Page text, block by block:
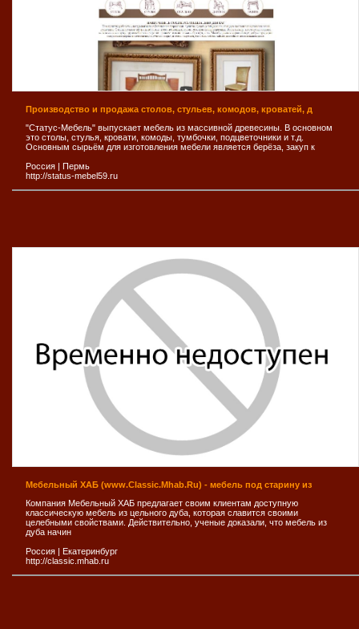
Производство и продажа столов, стульев, комодов, кроватей, д
"Статус-Мебель" выпускает мебель из массивной древесины. В основном
это столы, стулья, кровати, комоды, тумбочки, подцветочники и т.д.
Основным сырьём для изготовления мебели является берёза, закуп к
Россия | Пермь
http://status-mebel59.ru
Мебельный ХАБ (www.Classic.Mhab.Ru) - мебель под старину из
Компания Мебельный ХАБ предлагает своим клиентам доступную
классическую мебель из цельного дуба, которая славится своими
целебными свойствами. Действительно, ученые доказали, что мебель из
дуба начин
Россия | Екатеринбург
http://classic.mhab.ru